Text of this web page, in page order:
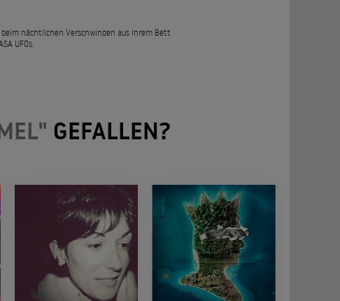
nächtlichen Verschwinden aus ihrem Bett
UFOs.
GEFALLEN?